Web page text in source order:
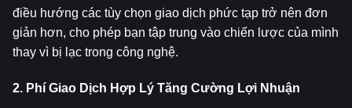
điều hướng các tùy chọn giao dịch phức tạp trở nên đơn
giản hơn, cho phép bạn tập trung vào chiến lược của mình
thay vì bị lạc trong công nghệ.
2. Phí Giao Dịch Hợp Lý Tăng Cường Lợi Nhuận